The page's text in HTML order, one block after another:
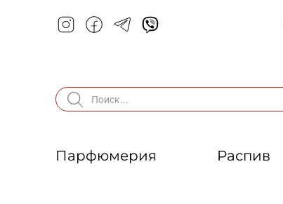
Парфюмерия Распив